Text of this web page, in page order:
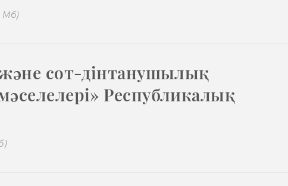
Мб)
және сот-дінтанушылық
Республикалық